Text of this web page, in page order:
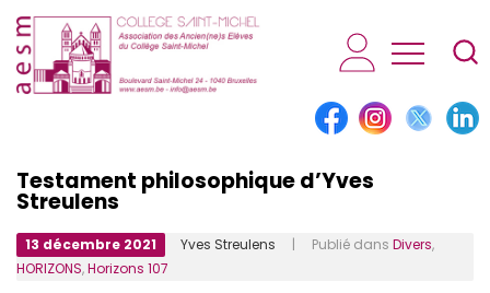
AESM...
Testament philosophique d’Yves
Streulens
13 décembre 2021 Yves Streulens | Publié dans Divers,
HORIZONS,Horizons 107